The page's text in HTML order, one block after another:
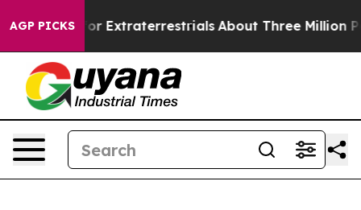
AGP PICKS
Hunt for Extraterrestrials About Three Million